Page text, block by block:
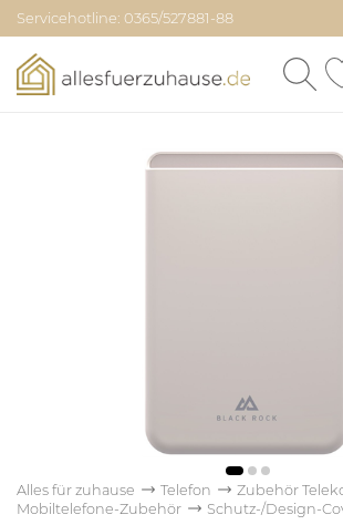
Servicehotline: 0365/527881-88
Alles für zuhause Telefon
Zubehör
Mobiltelefone-Zubehör
Schutz-/Design-